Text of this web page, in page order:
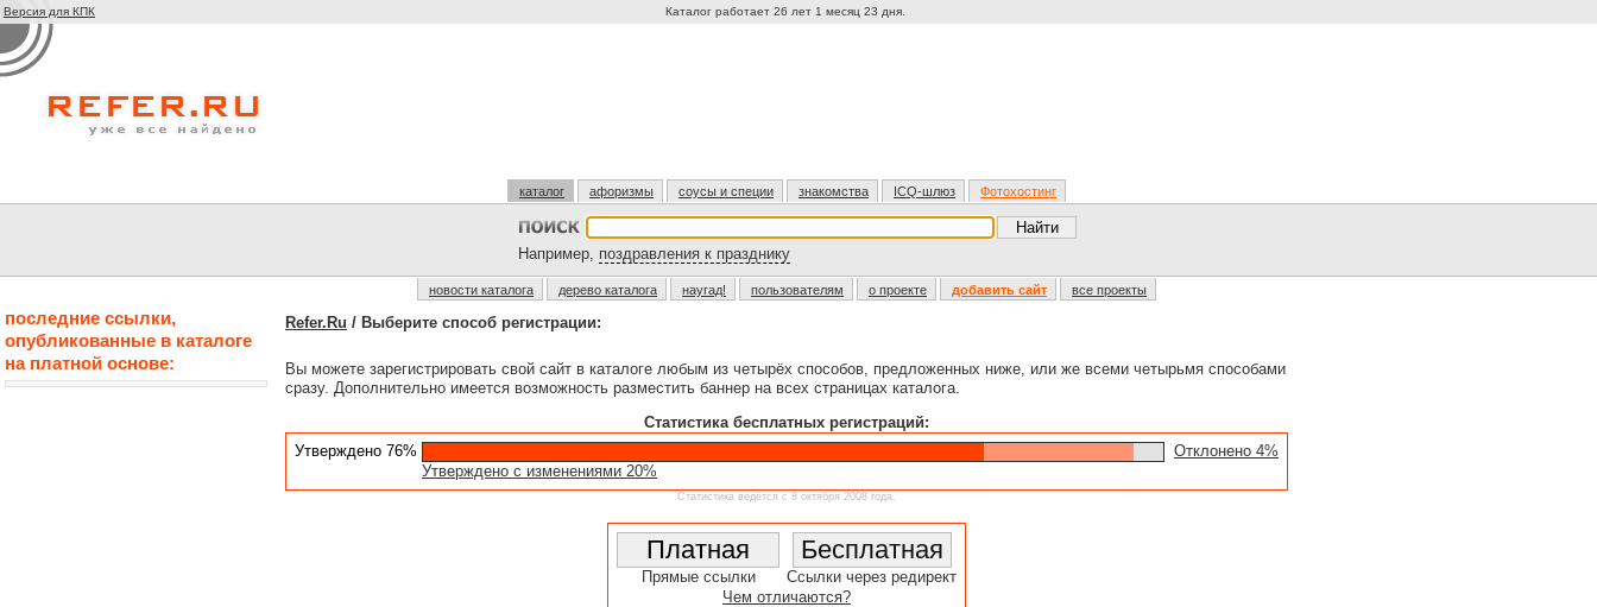
Версия для КПК Каталог работает 26 лет 1 месяц 23 дня.
каталог афоризмы соусы и специи знакомства ICQ-шлюз Фотохостинг
Например, поздравления к празднику
новости каталога дерево каталога наугад! пользователям о проекте добавить сайт все проекты
последние ссылки,
опубликованные в каталоге
на платной основе:
Refer.Ru / Выберите способ регистрации:
Вы можете зарегистрировать свой сайт в каталоге любым из четырёх способов, предложенных ниже, или же всеми четырьмя способами
сразу. Дополнительно имеется возможность разместить баннер на всех страницах каталога.
Статистика бесплатных регистраций:
Утверждено 76%
Отклонено 4%
Утверждено с изменениями 20%
Статистика ведётся с 8 октября 2008 года.
Прямые ссылки
Ссылки через редирект
Чем отличаются?